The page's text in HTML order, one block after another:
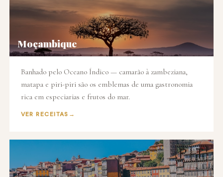
Moçambique
Banhado pelo Oceano Índico — camarão à zambeziana,
matapa e piri-piri são os emblemas de uma gastronomia
rica em especiarias e frutos do mar.
VER RECEITAS
🇵🇹